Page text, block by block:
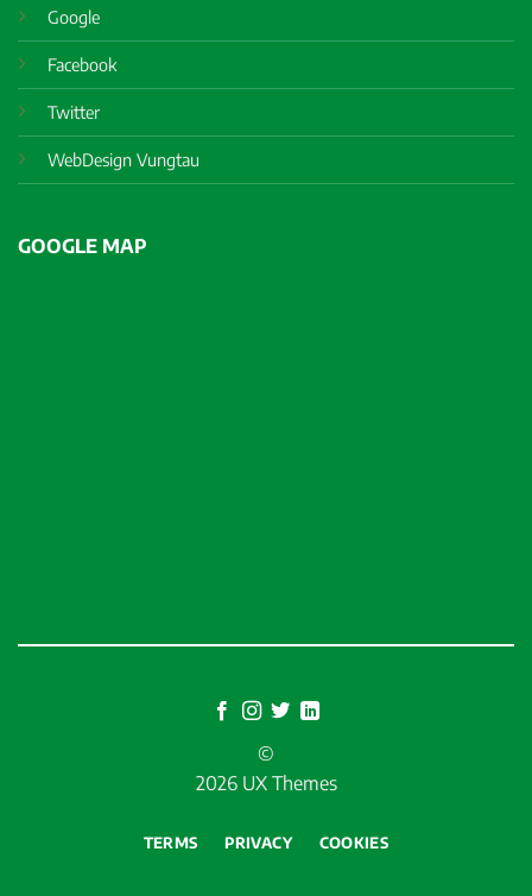
Google
Facebook
Twitter
WebDesign Vungtau
GOOGLE MAP
©
2026 UX Themes
TERMS PRIVACY COOKIES